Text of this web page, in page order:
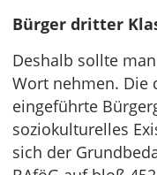
Bürger dritter
Deshalb sollte
Wort nehmen. Die
eingeführte
soziokulturelles
sich der